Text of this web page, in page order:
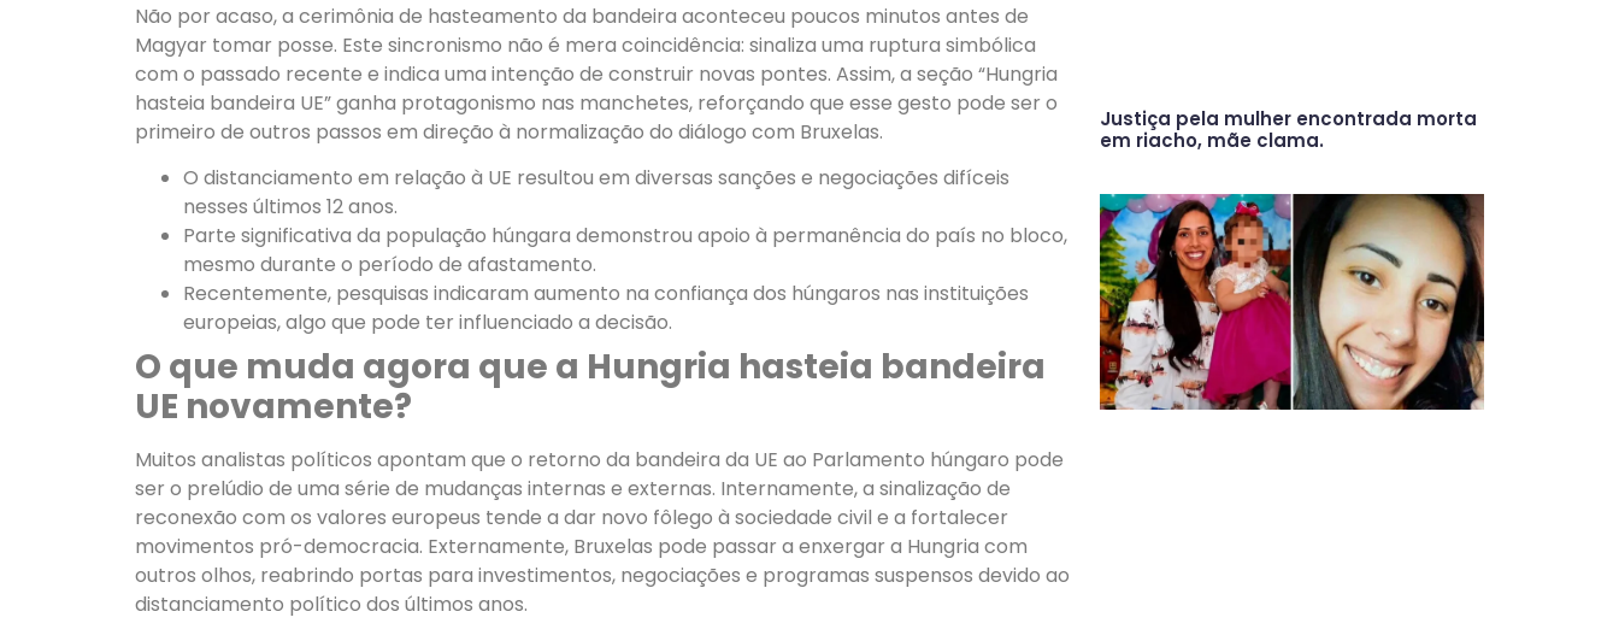
Não por acaso, a cerimônia de hasteamento da bandeira aconteceu poucos minutos antes de
Magyar tomar posse. Este sincronismo não é mera coincidência: sinaliza uma ruptura simbólica
com o passado recente e indica uma intenção de construir novas pontes. Assim, a seção “Hungria
hasteia bandeira UE” ganha protagonismo nas manchetes, reforçando que esse gesto pode ser o
primeiro de outros passos em direção à normalização do diálogo com Bruxelas.
O distanciamento em relação à UE resultou em diversas sanções e negociações difíceis
nesses últimos 12 anos.
Parte significativa da população húngara demonstrou apoio à permanência do país no bloco,
mesmo durante o período de afastamento.
Recentemente, pesquisas indicaram aumento na confiança dos húngaros nas instituições
europeias, algo que pode ter influenciado a decisão.
O que muda agora que a Hungria hasteia bandeira
UE novamente?
Muitos analistas políticos apontam que o retorno da bandeira da UE ao Parlamento húngaro pode
ser o prelúdio de uma série de mudanças internas e externas. Internamente, a sinalização de
reconexão com os valores europeus tende a dar novo fôlego à sociedade civil e a fortalecer
movimentos pró-democracia. Externamente, Bruxelas pode passar a enxergar a Hungria com
outros olhos, reabrindo portas para investimentos, negociações e programas suspensos devido ao
distanciamento político dos últimos anos.
Justiça pela mulher encontrada morta
em riacho, mãe clama.